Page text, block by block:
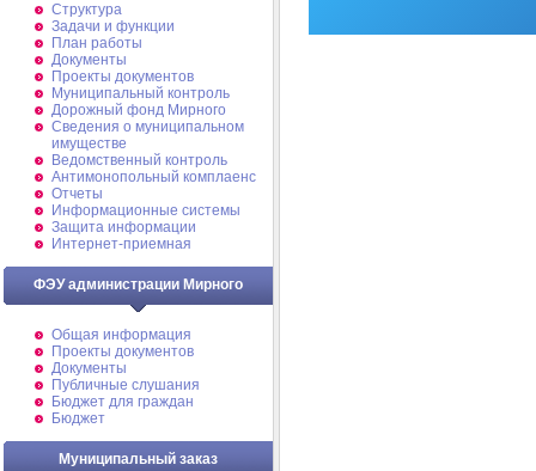
Структура
Задачи и функции
План работы
Документы
Проекты документов
Муниципальный контроль
Дорожный фонд Мирного
Cведения о муниципальном
имуществе
Ведомственный контроль
Антимонопольный комплаенс
Отчеты
Информационные системы
Защита информации
Интернет-приемная
ФЭУ администрации Мирного
Общая информация
Проекты документов
Документы
Публичные слушания
Бюджет для граждан
Бюджет
Муниципальный заказ